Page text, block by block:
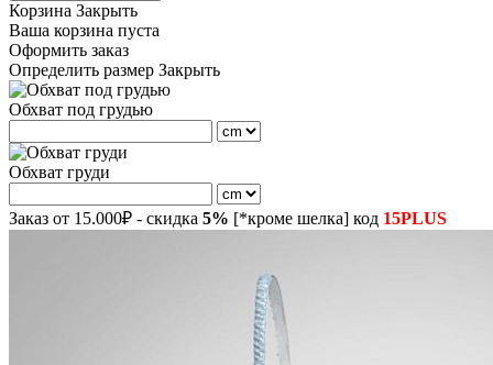
Корзина Закрыть
Ваша корзина пуста
Оформить заказ
Определить размер Закрыть
Обхват под грудью
Обхват груди
Заказ от 15.000₽ - скидка 5% [*кроме шелка] код 15PLUS